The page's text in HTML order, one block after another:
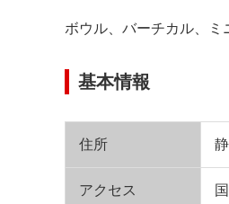
ボウル、バーチカル、
基本情報
住所
アクセス